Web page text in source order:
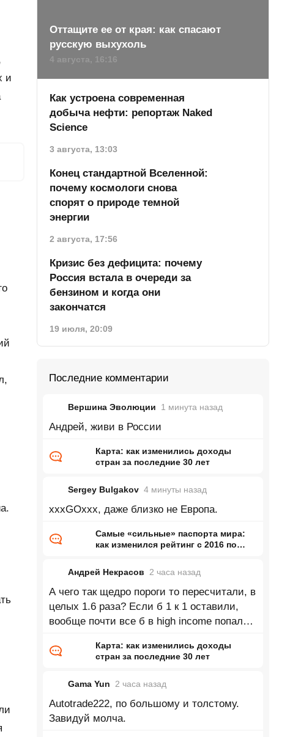
и
Оттащите ее от края: как спасают
русскую выхухоль
4 августа, 16:16
Как устроена современная
добыча нефти: репортаж Naked
Science
3 августа, 13:03
Конец стандартной Вселенной:
почему космологи снова
спорят о природе темной
энергии
2 августа, 17:56
Кризис без дефицита: почему
Россия встала в очереди за
бензином и когда они
закончатся
19 июля, 20:09
Последние комментарии
Вершина Эволюции 1 минута назад
Андрей, живи в России
Карта: как изменились доходы
стран за последние 30 лет
Sergey Bulgakov 4 минуты назад
xxxGOxxx, даже близко не Европа.
Самые «сильные» паспорта мира:
как изменился рейтинг с 2016 по
Андрей Некрасов
2 часа назад
А чего так щедро пороги то пересчитали, в
целых 1.6 раза? Если б 1 к 1 оставили,
вообще почти все б в high income попали
Карта: как изменились доходы
стран за последние 30 лет
Gama Yun 2 часа назад
Autotrade222, по большому и толстому.
Завидуй молча.